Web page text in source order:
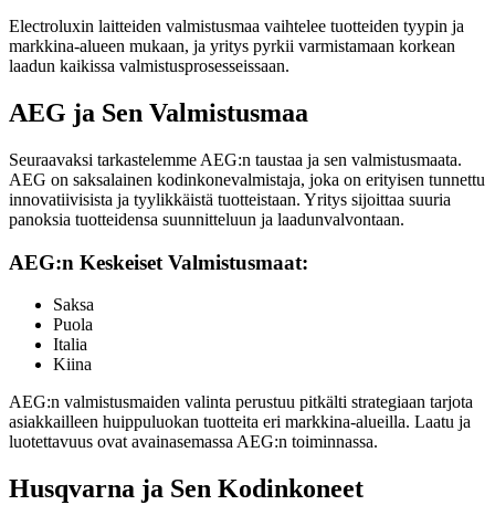
Electroluxin laitteiden valmistusmaa vaihtelee tuotteiden tyypin ja
markkina-alueen mukaan, ja yritys pyrkii varmistamaan korkean
laadun kaikissa valmistusprosesseissaan.
AEG ja Sen Valmistusmaa
Seuraavaksi tarkastelemme AEG:n taustaa ja sen valmistusmaata.
AEG on saksalainen kodinkonevalmistaja, joka on erityisen tunnettu
innovatiivisista ja tyylikkäistä tuotteistaan. Yritys sijoittaa suuria
panoksia tuotteidensa suunnitteluun ja laadunvalvontaan.
AEG:n Keskeiset Valmistusmaat:
Saksa
Puola
Italia
Kiina
AEG:n valmistusmaiden valinta perustuu pitkälti strategiaan tarjota
asiakkailleen huippuluokan tuotteita eri markkina-alueilla. Laatu ja
luotettavuus ovat avainasemassa AEG:n toiminnassa.
Husqvarna ja Sen Kodinkoneet